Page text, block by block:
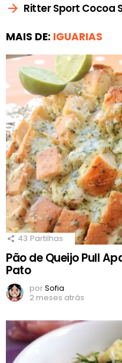
Ritter Sport Cocoa
MAIS DE: IGUARIAS
43 Partilhas
Pão de Queijo Pull
Pato
porSofia
2 meses atrás